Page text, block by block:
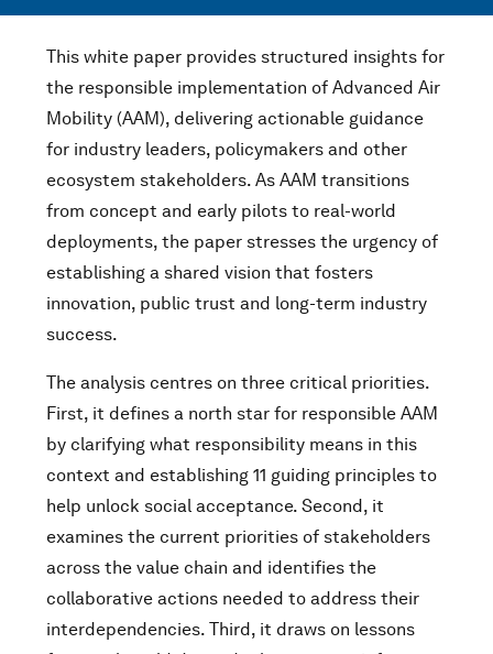
This white paper provides structured insights for
the responsible implementation of Advanced Air
Mobility (AAM), delivering actionable guidance
for industry leaders, policymakers and other
ecosystem stakeholders. As AAM transitions
from concept and early pilots to real-world
deployments, the paper stresses the urgency of
establishing a shared vision that fosters
innovation, public trust and long-term industry
success.
The analysis centres on three critical priorities.
First, it defines a north star for responsible AAM
by clarifying what responsibility means in this
context and establishing 11 guiding principles to
help unlock social acceptance. Second, it
examines the current priorities of stakeholders
across the value chain and identifies the
collaborative actions needed to address their
interdependencies. Third, it draws on lessons